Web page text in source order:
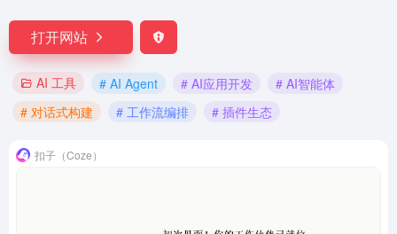
打开网站
AI 工具 # AI Agent # AI应用开发
# AI智能体
# 对话式构建
# 工作流编排 # 插件生态
扣子（Coze）